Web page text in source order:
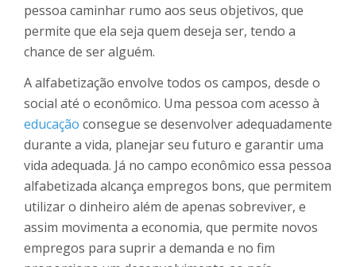
pessoa caminhar rumo aos seus objetivos, que
permite que ela seja quem deseja ser, tendo a
chance de ser alguém.
A alfabetização envolve todos os campos, desde o
social até o econômico. Uma pessoa com acesso à
educação consegue se desenvolver adequadamente
durante a vida, planejar seu futuro e garantir uma
vida adequada. Já no campo econômico essa pessoa
alfabetizada alcança empregos bons, que permitem
utilizar o dinheiro além de apenas sobreviver, e
assim movimenta a economia, que permite novos
empregos para suprir a demanda e no fim